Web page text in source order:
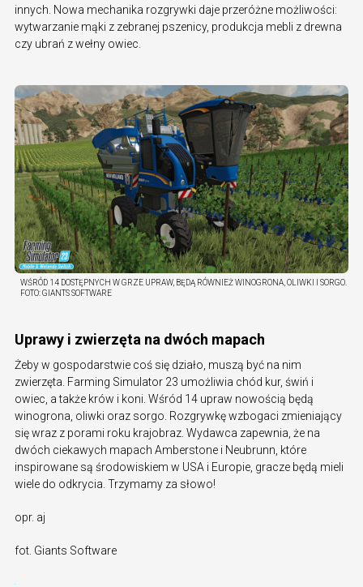
innych. Nowa mechanika rozgrywki daje przeróżne możliwości:
wytwarzanie mąki z zebranej pszenicy, produkcja mebli z drewna
czy ubrań z wełny owiec.
WŚRÓD 14 DOSTĘPNYCH W GRZE UPRAW, BĘDĄ RÓWNIEŻ WINOGRONA, OLIWKI I SORGO.
FOTO:GIANTS SOFTWARE
Uprawy i zwierzęta na dwóch mapach
Żeby w gospodarstwie coś się działo, muszą być na nim
zwierzęta. Farming Simulator 23 umożliwia chód kur, świń i
owiec, a także krów i koni. Wśród 14 upraw nowością będą
winogrona, oliwki oraz sorgo. Rozgrywkę wzbogaci zmieniający
się wraz z porami roku krajobraz. Wydawca zapewnia, że na
dwóch ciekawych mapach Amberstone i Neubrunn, które
inspirowane są środowiskiem w USA i Europie, gracze będą mieli
wiele do odkrycia. Trzymamy za słowo!
opr. aj
fot. Giants Software